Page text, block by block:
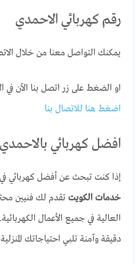
رقم كهربائي الاحمدي
يمكنك التواصل معنا من خلال
او الضغط على زر اتصل بنا الآن في
اضغط هنا للاتصال بنا
افضل كهربائي بالاحمدي
إذا كنت تبحث عن أفضل كهربائي
خدمات الكويت تقدم لك فنيين
العالية في جميع الأعمال
دقيقة وآمنة تلبي احتياجاتك